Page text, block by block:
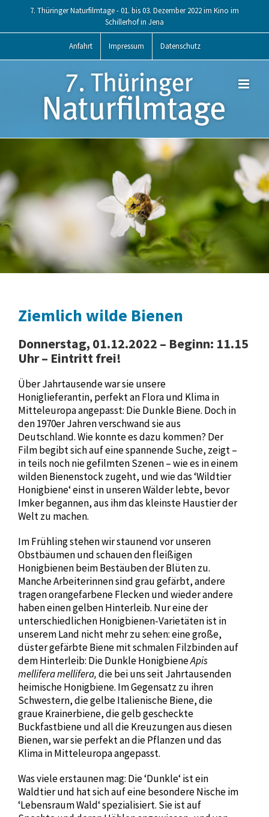
content
7. Thüringer Naturfilmtage - 01. bis 03. Dezember 2022 im Kino im
Schillerhof in Jena
Anfahrt Impressum Datenschutz
Ziemlich wilde Bienen
Donnerstag, 01.12.2022 – Beginn: 11.15
Uhr – Eintritt frei!
Über Jahrtausende war sie unsere
Honiglieferantin, perfekt an Flora und Klima in
Mitteleuropa angepasst: Die Dunkle Biene. Doch in
den 1970er Jahren verschwand sie aus
Deutschland. Wie konnte es dazu kommen? Der
Film begibt sich auf eine spannende Suche, zeigt –
in teils noch nie gefilmten Szenen – wie es in einem
wilden Bienenstock zugeht, und wie das ‘Wildtier
Honigbiene‘ einst in unseren Wälder lebte, bevor
Imker begannen, aus ihm das kleinste Haustier der
Welt zu machen.
Im Frühling stehen wir staunend vor unseren
Obstbäumen und schauen den fleißigen
Honigbienen beim Bestäuben der Blüten zu.
Manche Arbeiterinnen sind grau gefärbt, andere
tragen orangefarbene Flecken und wieder andere
haben einen gelben Hinterleib. Nur eine der
unterschiedlichen Honigbienen-Varietäten ist in
unserem Land nicht mehr zu sehen: eine große,
düster gefärbte Biene mit schmalen Filzbinden auf
dem Hinterleib: Die Dunkle HonigbieneApis
mellifera mellifera,die bei uns seit Jahrtausenden
heimische Honigbiene. Im Gegensatz zu ihren
Schwestern, die gelbe Italienische Biene, die
graue Krainerbiene, die gelb gescheckte
Buckfastbiene und all die Kreuzungen aus diesen
Bienen, war sie perfekt an die Pflanzen und das
Klima in Mitteleuropa angepasst.
Was viele erstaunen mag: Die ‘Dunkle‘ ist ein
Waldtier und hat sich auf eine besondere Nische im
‘Lebensraum Wald‘ spezialisiert. Sie ist auf